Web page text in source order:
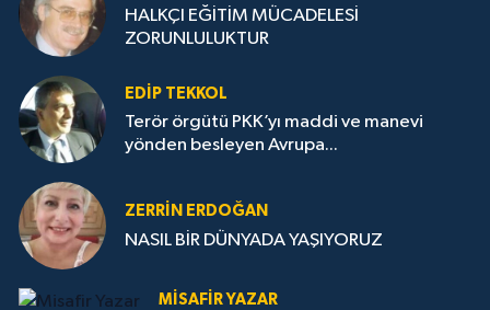
HALKÇI EĞİTİM MÜCADELESİ
ZORUNLULUKTUR
EDIP TEKKOL
Terör örgütü PKK’yı maddi ve manevi
yönden besleyen Avrupa...
ZERRIN ERDOĞAN
NASIL BİR DÜNYADA YAŞIYORUZ
MISAFIR YAZAR